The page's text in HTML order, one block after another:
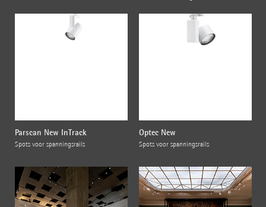
Parscan New InTrack
Spots voor spanningsrails
Optec New
Spots voor spanningsrails